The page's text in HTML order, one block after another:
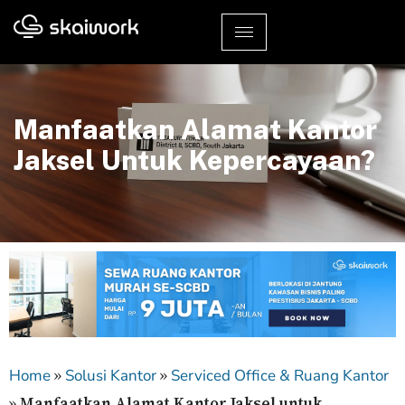
Manfaatkan Alamat Kantor
Jaksel Untuk Kepercayaan?
Home» Solusi Kantor» Serviced Office & Ruang Kantor